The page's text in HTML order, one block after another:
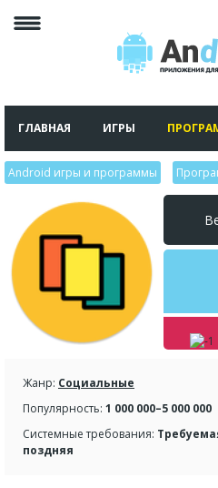
ГЛАВНАЯ ИГРЫ
Android игры и программы
Жанр: Социальные
Популярность: 1 000 000–5 000 000
Системные требования:
поздняя